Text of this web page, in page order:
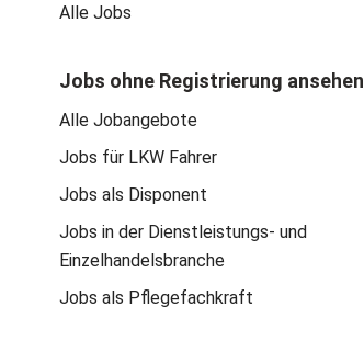
Alle Jobs
Jobs ohne Registrierung ansehen
Alle Jobangebote
Jobs für LKW Fahrer
Jobs als Disponent
Jobs in der Dienstleistungs- und
Einzelhandelsbranche
Jobs als Pflegefachkraft